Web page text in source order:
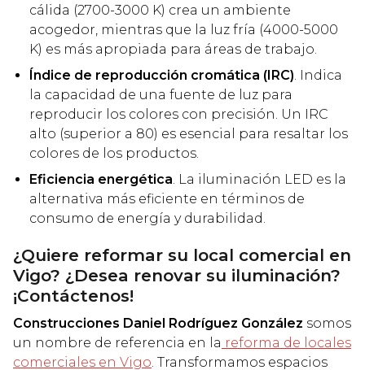
cálida (2700-3000 K) crea un ambiente
acogedor, mientras que la luz fría (4000-5000
K) es más apropiada para áreas de trabajo.
Índice de reproducción cromática (IRC). Indica
la capacidad de una fuente de luz para
reproducir los colores con precisión. Un IRC
alto (superior a 80) es esencial para resaltar los
colores de los productos.
Eficiencia energética. La iluminación LED es la
alternativa más eficiente en términos de
consumo de energía y durabilidad.
¿Quiere reformar su local comercial en
Vigo? ¿Desea renovar su iluminación?
¡Contáctenos!
Construcciones Daniel Rodríguez González somos
un nombre de referencia en la reforma de locales
comerciales en Vigo. Transformamos espacios